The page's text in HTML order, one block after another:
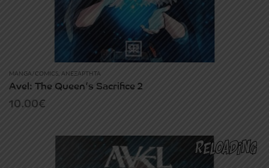
MANGA/COMICS ΑΝΕΞΆΡΤΗΤΑ
Avel: The Queen’s Sacrifice 2
10.00€